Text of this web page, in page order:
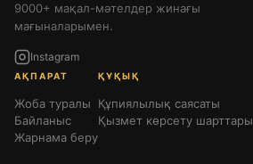
9000+ мақал-мәтелдер жинағы
мағыналарымен.
Instagram
АҚПАРАТ
Жоба туралы
Байланыс
Жарнама беру
ҚҰҚЫҚ
Құпиялылық саясаты
Қызмет көрсету шарттары